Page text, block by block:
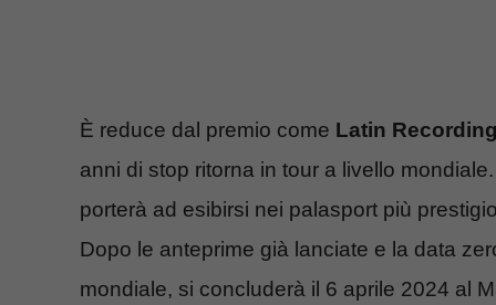
È reduce dal premio come Latin
anni di stop ritorna in tour a livello
porterà ad esibirsi nei palasport più
Dopo le anteprime già lanciate e la data
mondiale, si concluderà il 6 aprile 2024 al